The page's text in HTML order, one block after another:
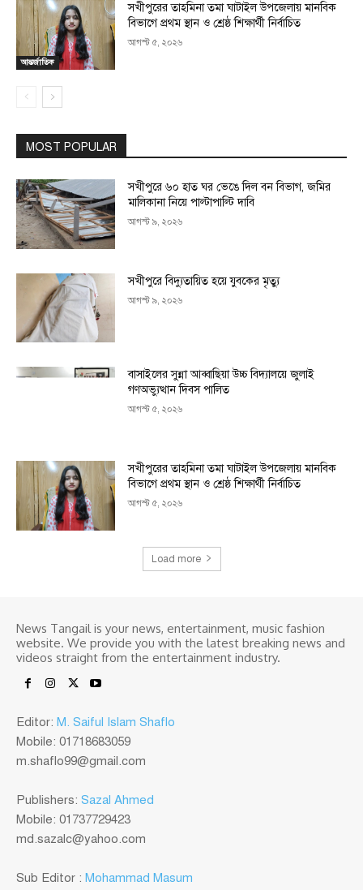
আন্তর্জাতিক
সখীপুরের তাহমিনা তমা ঘাটাইল উপজেলায় মানবিক
বিভাগে প্রথম স্থান ও শ্রেষ্ঠ শিক্ষার্থী নির্বাচিত
আগস্ট ৫, ২০২৬
MOST POPULAR
সখীপুরে ৬০ হাত ঘর ভেঙে দিল বন বিভাগ, জমির
মালিকানা নিয়ে পাল্টাপাল্টি দাবি
আগস্ট ৯, ২০২৬
সখীপুরে বিদ্যুতায়িত হয়ে যুবকের মৃত্যু
আগস্ট ৯, ২০২৬
বাসাইলের সুন্না আব্বাছিয়া উচ্চ বিদ্যালয়ে জুলাই
গণঅভ্যুত্থান দিবস পালিত
আগস্ট ৫, ২০২৬
সখীপুরের তাহমিনা তমা ঘাটাইল উপজেলায় মানবিক
বিভাগে প্রথম স্থান ও শ্রেষ্ঠ শিক্ষার্থী নির্বাচিত
আগস্ট ৫, ২০২৬
Load more
News Tangail is your news, entertainment, music fashion
website. We provide you with the latest breaking news and
videos straight from the entertainment industry.
Editor: M. Saiful Islam Shaflo
Mobile: 01718683059
m.shaflo99@gmail.com
Publishers: Sazal Ahmed
Mobile: 01737729423
md.sazalc@yahoo.com
Sub Editor : Mohammad Masum